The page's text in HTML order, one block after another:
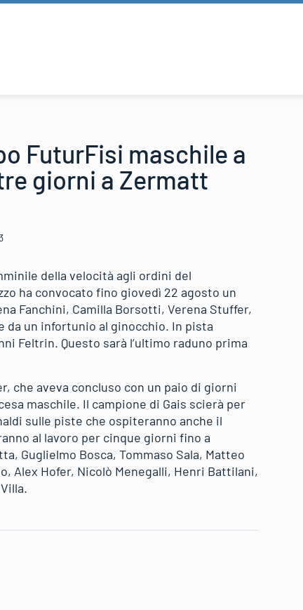
FuturFisi maschile a
giorni a Zermatt
della velocità agli ordini del
ha convocato fino giovedì 22 agosto un
Fanchini, Camilla Borsotti, Verena Stuffer,
da un infortunio al ginocchio. In pista
Feltrin. Questo sarà l’ultimo raduno prima
che aveva concluso con un paio di giorni
maschile. Il campione di Gais scierà per
sulle piste che ospiteranno anche il
al lavoro per cinque giorni fino a
Guglielmo Bosca, Tommaso Sala, Matteo
Alex Hofer, Nicolò Menegalli, Henri Battilani,